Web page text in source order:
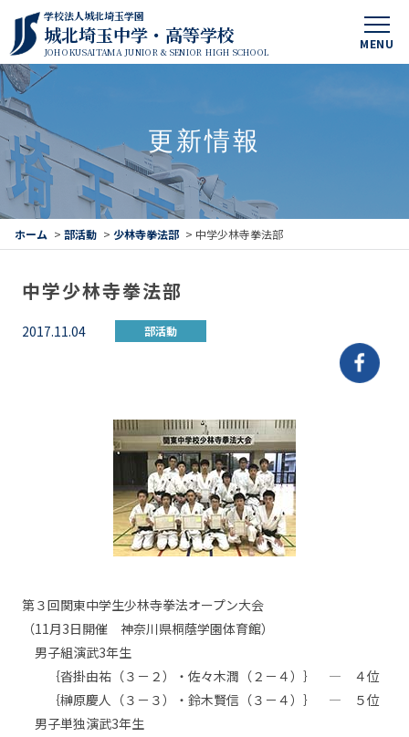
MENU
学校法人城北埼玉学園
城北埼玉中学・高等学校
JOHOKUSAITAMA JUNIOR & SENIOR HIGH SCHOOL
更新情報
ホーム > 部活動 > 少林寺拳法部 > 中学少林寺拳法部
中学少林寺拳法部
2017.11.04 部活動
第３回関東中学生少林寺拳法オープン大会
（11月3日開催 神奈川県桐蔭学園体育館）
男子組演武3年生
｛沓掛由祐（３－２）・佐々木潤（２－４）｝ — ４位
｛榊原慶人（３－３）・鈴木賢信（３－４）｝ — ５位
男子単独演武3年生